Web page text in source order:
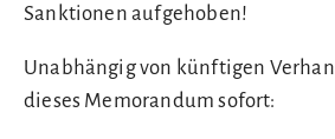
Sanktionen aufgehoben!
Unabhängig von künftigen
dieses Memorandum sofort: